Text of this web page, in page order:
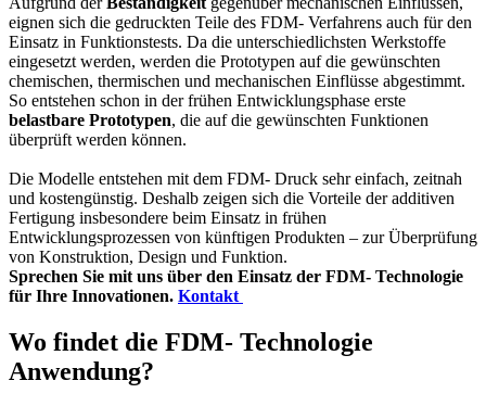
eignen sich die gedruckten Teile des FDM- Verfahrens auch für den
Einsatz in Funktionstests. Da die unterschiedlichsten Werkstoffe
eingesetzt werden, werden die Prototypen auf die gewünschten
chemischen, thermischen und mechanischen Einflüsse abgestimmt.
So entstehen schon in der frühen Entwicklungsphase erste
belastbare Prototypen, die auf die gewünschten Funktionen
überprüft werden können.
Die Modelle entstehen mit dem FDM- Druck sehr einfach, zeitnah
und kostengünstig. Deshalb zeigen sich die Vorteile der additiven
Fertigung insbesondere beim Einsatz in frühen
Entwicklungsprozessen von künftigen Produkten – zur Überprüfung
von Konstruktion, Design und Funktion.
Sprechen Sie mit uns über den Einsatz der FDM- Technologie
für Ihre Innovationen. Kontakt
Wo findet die FDM- Technologie
Anwendung?